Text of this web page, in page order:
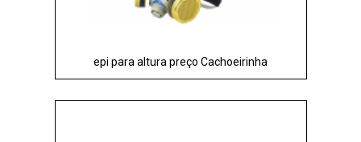
epi para altura preço Cachoeirinha